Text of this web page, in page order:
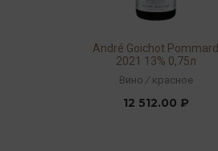
André Goichot Pommard
2021 13% 0,75л
Вино / красное
12 512.00 ₽